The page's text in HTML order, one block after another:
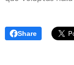
Share